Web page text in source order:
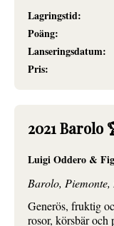
Lagringstid:
Poäng:
Lanseringsdatum:
Pris:
2021 Barolo
Luigi Oddero &
Barolo,
Generös, fruktig
rosor, körsbär och